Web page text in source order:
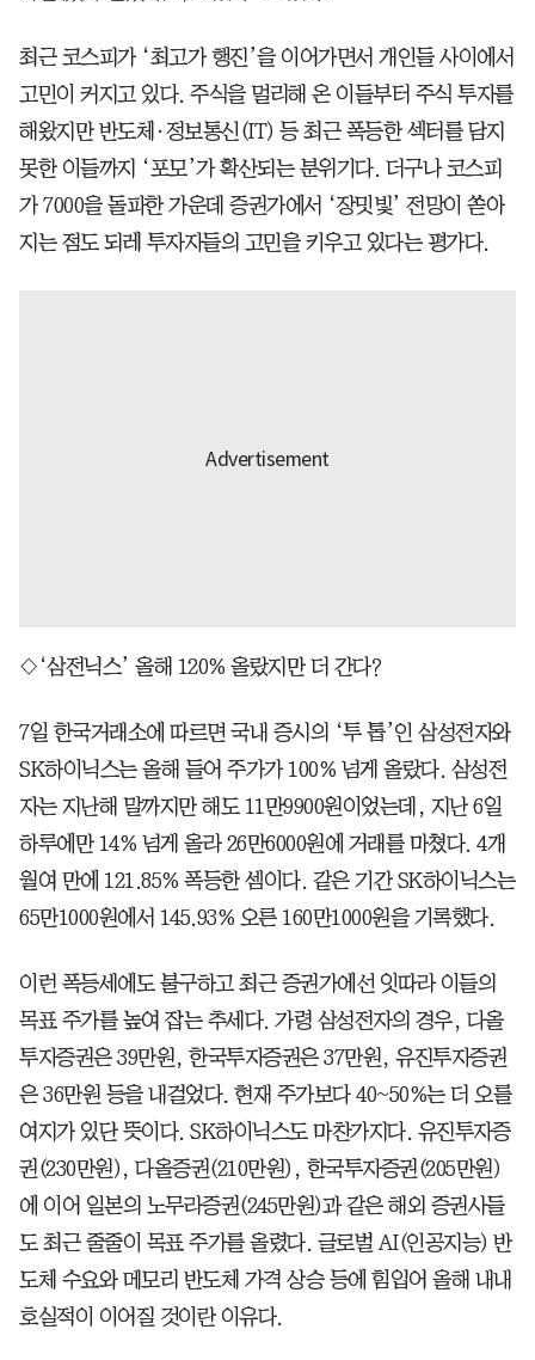
최근 코스피가 ‘최고가 행진’을 이어가면서 개인들 사이에서
고민이 커지고 있다. 주식을 멀리해 온 이들부터 주식 투자를
해왔지만 반도체·정보통신(IT) 등 최근 폭등한 섹터를 담지
못한 이들까지 ‘포모’가 확산되는 분위기다. 더구나 코스피
가 7000을 돌파한 가운데 증권가에서 ‘장밋빛’ 전망이 쏟아
지는 점도 되레 투자자들의 고민을 키우고 있다는 평가다.
◇‘삼전닉스’ 올해 120% 올랐지만 더 간다?
7일 한국거래소에 따르면 국내 증시의 ‘투 톱’인 삼성전자와
SK하이닉스는 올해 들어 주가가 100% 넘게 올랐다. 삼성전
자는 지난해 말까지만 해도 11만9900원이었는데, 지난 6일
하루에만 14% 넘게 올라 26만6000원에 거래를 마쳤다. 4개
월여 만에 121.85% 폭등한 셈이다. 같은 기간 SK하이닉스는
65만1000원에서 145.93% 오른 160만1000원을 기록했다.
이런 폭등세에도 불구하고 최근 증권가에선 잇따라 이들의
목표 주가를 높여 잡는 추세다. 가령 삼성전자의 경우, 다올
투자증권은 39만원, 한국투자증권은 37만원, 유진투자증권
은 36만원 등을 내걸었다. 현재 주가보다 40~50%는 더 오를
여지가 있단 뜻이다. SK하이닉스도 마찬가지다. 유진투자증
권(230만원), 다올증권(210만원), 한국투자증권(205만원)
에 이어 일본의 노무라증권(245만원)과 같은 해외 증권사들
도 최근 줄줄이 목표 주가를 올렸다. 글로벌 AI(인공지능) 반
도체 수요와 메모리 반도체 가격 상승 등에 힘입어 올해 내내
호실적이 이어질 것이란 이유다.